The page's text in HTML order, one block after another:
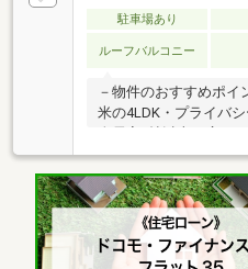
駐車場あり
ルーフバルコニー
－物件のおすすめポ
米の4LDK・プライバ
ーフバルコニー仕様で
てくつろげる和室有
フォーム履歴【2021
湯器、洗面化粧台、
更新 等【2015年11月
境・舞浜第一児童公園